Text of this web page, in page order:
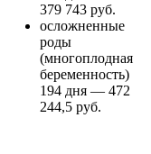
379 743 руб.
осложненные
роды
(многоплодная
беременность)
194 дня — 472
244,5 руб.